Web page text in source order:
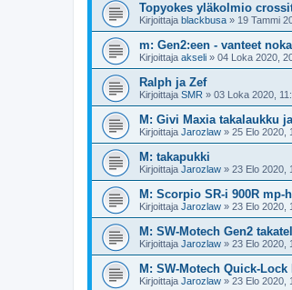
Topyokes yläkolmio
Kirjoittaja blackbusa » 19 Tammi
m: Gen2:een - vanteet
Kirjoittaja akseli » 04 Loka 2020,
Ralph ja Zef
Kirjoittaja SMR » 03 Loka 2020,
M: Givi Maxia takalaukku
Kirjoittaja Jarozlaw » 25 Elo 2020,
M: takapukki
Kirjoittaja Jarozlaw » 23 Elo 2020,
M: Scorpio SR-i 900R mp-
Kirjoittaja Jarozlaw » 23 Elo 2020,
M: SW-Motech Gen2
Kirjoittaja Jarozlaw » 23 Elo 2020,
M: SW-Motech Quick-
Kirjoittaja Jarozlaw » 23 Elo 2020,